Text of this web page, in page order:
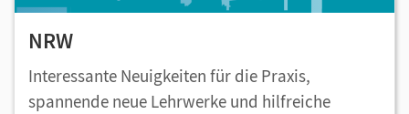
NRW
Interessante Neuigkeiten für die Praxis,
spannende neue Lehrwerke und hilfreiche